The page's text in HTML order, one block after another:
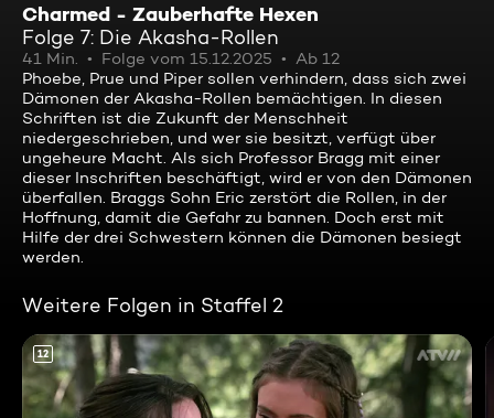
Charmed - Zauberhafte Hexen
Folge 7: Die Akasha-Rollen
41 Min. Folge vom 15.12.2025
Ab 12
Phoebe, Prue und Piper sollen verhindern, dass sich zwei
Dämonen der Akasha-Rollen bemächtigen. In diesen
Schriften ist die Zukunft der Menschheit
niedergeschrieben, und wer sie besitzt, verfügt über
ungeheure Macht. Als sich Professor Bragg mit einer
dieser Inschriften beschäftigt, wird er von den Dämonen
überfallen. Braggs Sohn Eric zerstört die Rollen, in der
Hoffnung, damit die Gefahr zu bannen. Doch erst mit
Hilfe der drei Schwestern können die Dämonen besiegt
werden.
Weitere Folgen in Staffel 2
12